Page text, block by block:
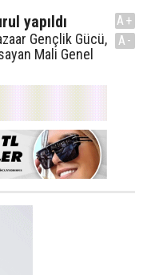
yapıldı
Gençlik Gücü,
Mali Genel
A+
A-